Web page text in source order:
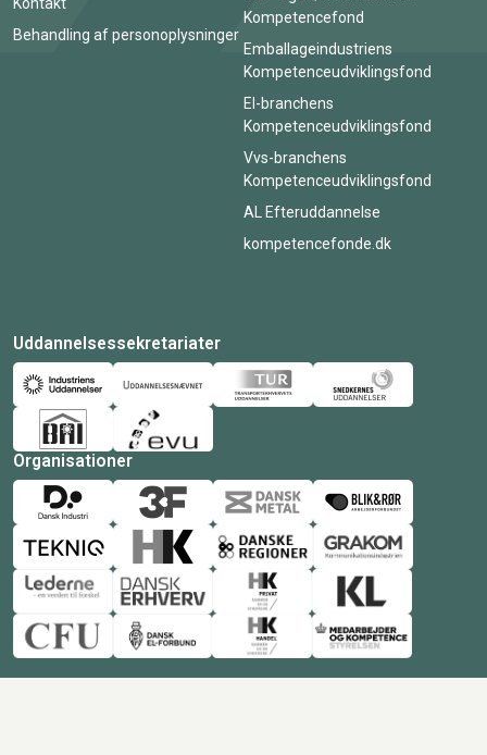
Behandling af personoplysninger
Kompetencefond
Emballageindustriens
Kompetenceudviklingsfond
El-branchens
Kompetenceudviklingsfond
Vvs-branchens
Kompetenceudviklingsfond
AL Efteruddannelse
kompetencefonde.dk
Uddannelsessekretariater
Organisationer